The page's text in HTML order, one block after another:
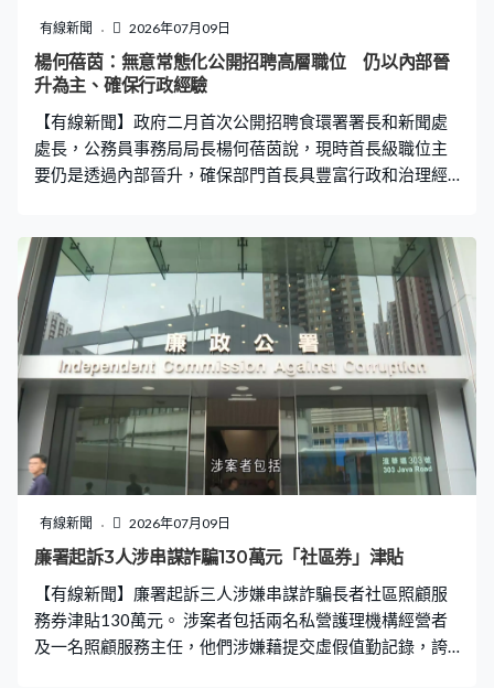
有線新聞 2026年07月09日
楊何蓓茵：無意常態化公開招聘高層職位 仍以內部晉
升為主、確保行政經驗
【有線新聞】政府二月首次公開招聘食環署署長和新聞處
處長，公務員事務局局長楊何蓓茵說，現時首長級職位主
要仍是透過內部晉升，確保部門首長具豐富行政和治理經
「支持擴大政府公開招聘不同職位，現時政府正著手第一
份五年規劃，北都發展、招商引資方面的任務都非常繁
重，吸納私人市場的專才到政府有助注入市場的視野，令
政策更務實『落地』。」 楊何蓓茵：「公開招聘就是擴闊
政府人才庫的其中一種機制，讓我們在特定領域引入新思
維和專業經驗，並非旨在取代現有的公務員晉升機制。政
府沒有計劃常態化公開招聘高層職位，但會視乎部門實際
運作需要、當時社會環境和人才儲備作通盤考慮。」
有線新聞 2026年07月09日
廉署起訴3人涉串謀詐騙130萬元「社區券」津貼
【有線新聞】廉署起訴三人涉嫌串謀詐騙長者社區照顧服
務券津貼130萬元。 涉案者包括兩名私營護理機構經營者
及一名照顧服務主任，他們涉嫌藉提交虛假值勤記錄，誇